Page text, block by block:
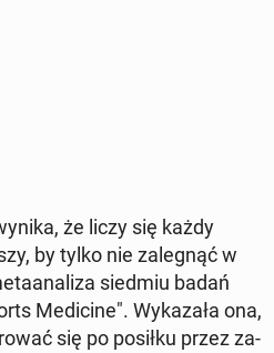
że liczy się każdy
by tylko nie za­le­gnąć w
siedmiu badań
Me­di­ci­ne". Wy­ka­za­ła ona,
się po posiłku przez za­